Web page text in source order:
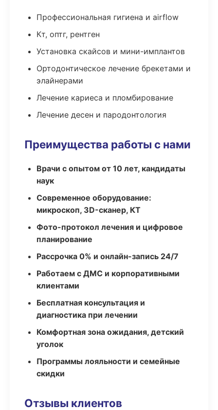
Профессиональная гигиена и airflow
Кт, оптг, рентген
Установка скайсов и мини-имплантов
Ортодонтическое лечение брекетами и
элайнерами
Лечение кариеса и пломбирование
Лечение десен и пародонтология
Преимущества работы с нами
Врачи с опытом от 10 лет, кандидаты
наук
Современное оборудование:
микроскоп, 3D-сканер, КТ
Фото-протокол лечения и цифровое
планирование
Рассрочка 0% и онлайн-запись 24/7
Работаем с ДМС и корпоративными
клиентами
Бесплатная консультация и
диагностика при лечении
Комфортная зона ожидания, детский
уголок
Программы лояльности и семейные
скидки
Отзывы клиентов